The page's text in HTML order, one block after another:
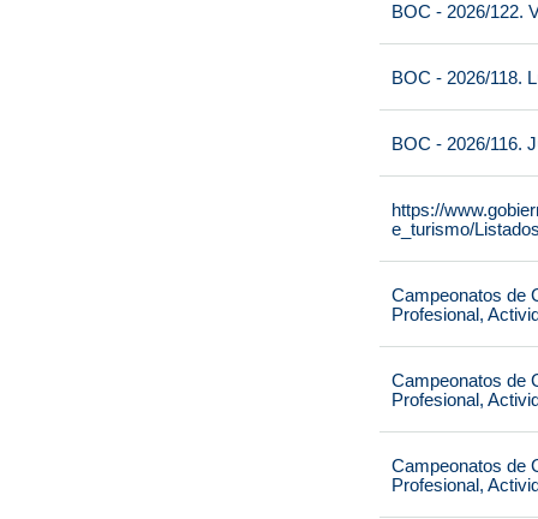
BOC - 2026/122.
BOC - 2026/118.
BOC - 2026/116.
https://
e_turismo/
Campeonatos de
Profesional,
Campeonatos de
Profesional,
Campeonatos de
Profesional,